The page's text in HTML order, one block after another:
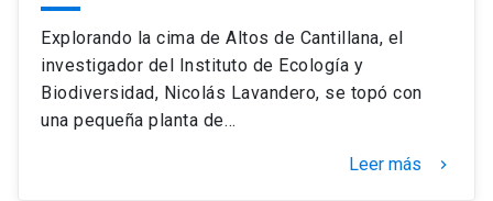
Explorando la cima de Altos de Cantillana, el
investigador del Instituto de Ecología y
Biodiversidad, Nicolás Lavandero, se topó con
una pequeña planta de…
Leer más keyboard_arrow_right